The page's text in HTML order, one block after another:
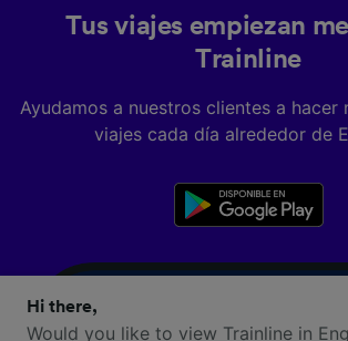
Tus viajes empiezan
Trainline
Ayudamos a nuestros clientes a hacer
viajes cada día alrededor de
Hi there,
Would you like to view Trainline in